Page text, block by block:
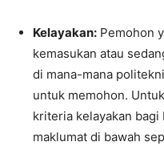
Kelayakan: Pemohon
kemasukan atau
di mana-mana
untuk memohon.
kriteria kelayakan
maklumat di bawah